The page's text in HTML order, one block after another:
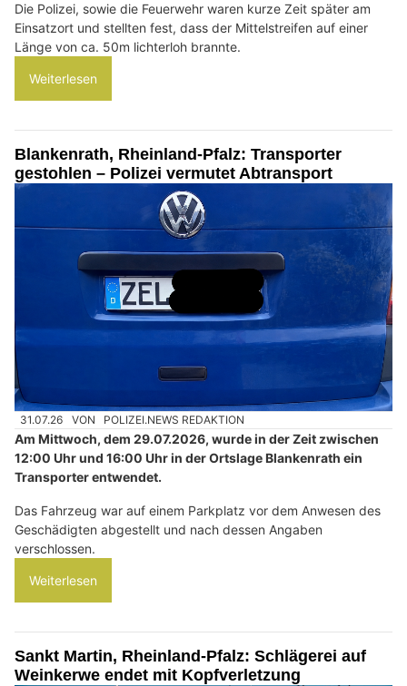
Die Polizei, sowie die Feuerwehr waren kurze Zeit später am
Einsatzort und stellten fest, dass der Mittelstreifen auf einer
Länge von ca. 50m lichterloh brannte.
Weiterlesen
Blankenrath, Rheinland-Pfalz: Transporter
gestohlen – Polizei vermutet Abtransport
31.07.26 VON POLIZEI.NEWS REDAKTION
Am Mittwoch, dem 29.07.2026, wurde in der Zeit zwischen
12:00 Uhr und 16:00 Uhr in der Ortslage Blankenrath ein
Transporter entwendet.
Das Fahrzeug war auf einem Parkplatz vor dem Anwesen des
Geschädigten abgestellt und nach dessen Angaben
verschlossen.
Weiterlesen
Sankt Martin, Rheinland-Pfalz: Schlägerei auf
Weinkerwe endet mit Kopfverletzung